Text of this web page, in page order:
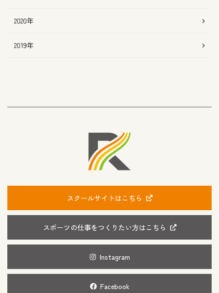
2020年
2019年
スクールサイトはこちら
スポーツの仕事をつくりたい方はこちら
Instagram
Facebook